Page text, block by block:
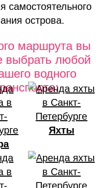
самостоятельного
острова.
маршрута вы
выбрать любой
водного
Яхты